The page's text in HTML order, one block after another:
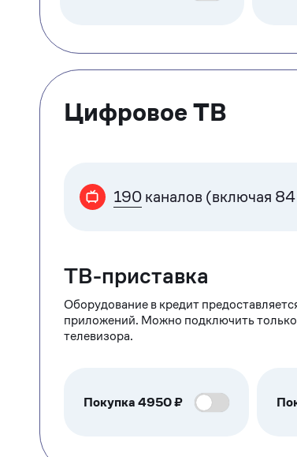
Цифровое ТВ
190 каналов (включая
ТВ-приставка
Оборудование в кредит
приложений. Можно подключить
телевизора.
Покупка4950₽